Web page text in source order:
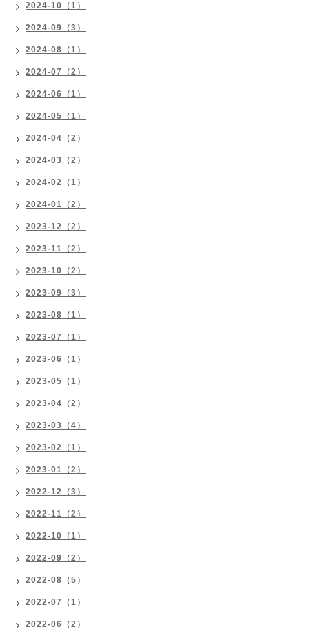
2024-10（1）
2024-09（3）
2024-08（1）
2024-07（2）
2024-06（1）
2024-05（1）
2024-04（2）
2024-03（2）
2024-02（1）
2024-01（2）
2023-12（2）
2023-11（2）
2023-10（2）
2023-09（3）
2023-08（1）
2023-07（1）
2023-06（1）
2023-05（1）
2023-04（2）
2023-03（4）
2023-02（1）
2023-01（2）
2022-12（3）
2022-11（2）
2022-10（1）
2022-09（2）
2022-08（5）
2022-07（1）
2022-06（2）